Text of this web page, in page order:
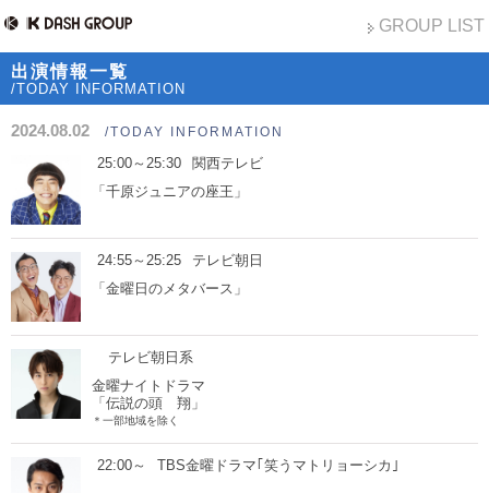
GROUP LIST
出演情報一覧
/TODAY INFORMATION
2024.08.02 /TODAY INFORMATION
25:00～25:30
関西テレビ
「千原ジュニアの座王」
24:55～25:25
テレビ朝日
「金曜日のメタバース」
テレビ朝日系
金曜ナイトドラマ
「伝説の頭 翔」
＊一部地域を除く
22:00～ TBS金曜ドラマ｢笑うマトリョーシカ｣